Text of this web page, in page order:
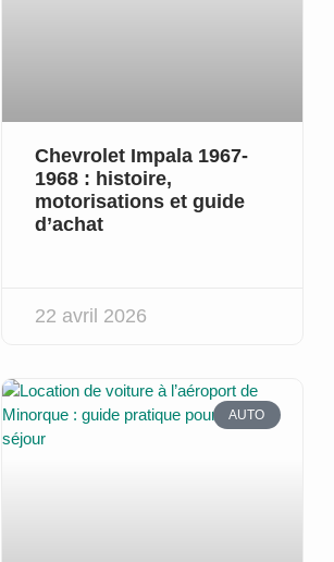
Chevrolet Impala 1967-
1968 : histoire,
motorisations et guide
d’achat
22 avril 2026
AUTO